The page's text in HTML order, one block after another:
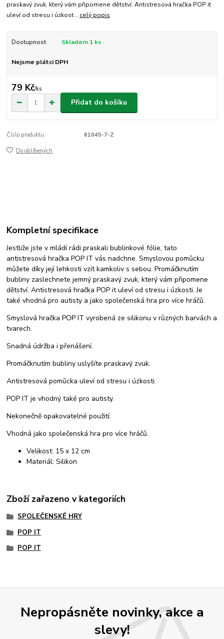
praskavý zvuk, který vám připomene dětství. Antistresová hračka POP it
uleví od stresu i úzkost... celý popis
Dostupnost Skladem 1 ks
Nejsme plátci DPH
79 Kč/ks
Přidat do košíku
Číslo produktu: 61045-7-Z
Do oblíbených
Kompletní specifikace
Jestliže jste v mládí rádi praskali bublinkové fólie, tato
antistresová hračka POP IT vás nadchne. Smyslovou pomůcku
můžete díky její lehkosti vzít kamkoliv s sebou. Promáčknutím
bubliny zaslechnete jemný praskavý zvuk, který vám připomene
dětství. Antistresová hračka POP it uleví od stresu i úzkosti. Je
také vhodná pro autisty a jako společenská hra pro více hráčů.
Smyslová hračka POP IT vyrobená ze silikonu v různých barvách a
tvarech.
Snadná údržba i přenášení.
Promáčknutím bubliny uslyšíte praskavý zvuk.
Antistresová pomůcka uleví od stresu i úzkosti.
POP IT je vhodný také pro autisty.
Nekonečně opakovatelné použití.
Vhodná jako společenská hra pro více hráčů.
Velikost: 15 x 12 cm
Materiál: Silikon
Zboží zařazeno v kategoriích
SPOLEČENSKÉ HRY
POP IT
POP IT
Nepropásněte novinky, akce a
slevy!